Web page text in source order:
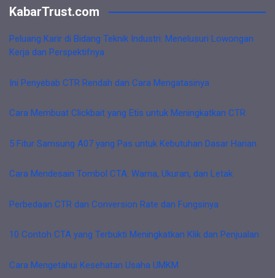
KabarTrust.com
Peluang Karir di Bidang Teknik Industri: Menelusuri Lowongan
Kerja dan Perspektifnya
Ini Penyebab CTR Rendah dan Cara Mengatasinya
Cara Membuat Clickbait yang Etis untuk Meningkatkan CTR
5 Fitur Samsung A07 yang Pas untuk Kebutuhan Dasar Harian
Cara Mendesain Tombol CTA: Warna, Ukuran, dan Letak
Perbedaan CTR dan Conversion Rate dan Fungsinya
10 Contoh CTA yang Terbukti Meningkatkan Klik dan Penjualan
Cara Mengetahui Kesehatan Usaha UMKM